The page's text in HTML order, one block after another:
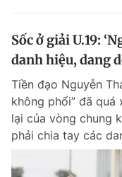
Sốc ở giải U.19:
danh hiệu, dang
Tiền đạo Nguyễn
không phổi” đã
lại của vòng chung
phải chia tay các